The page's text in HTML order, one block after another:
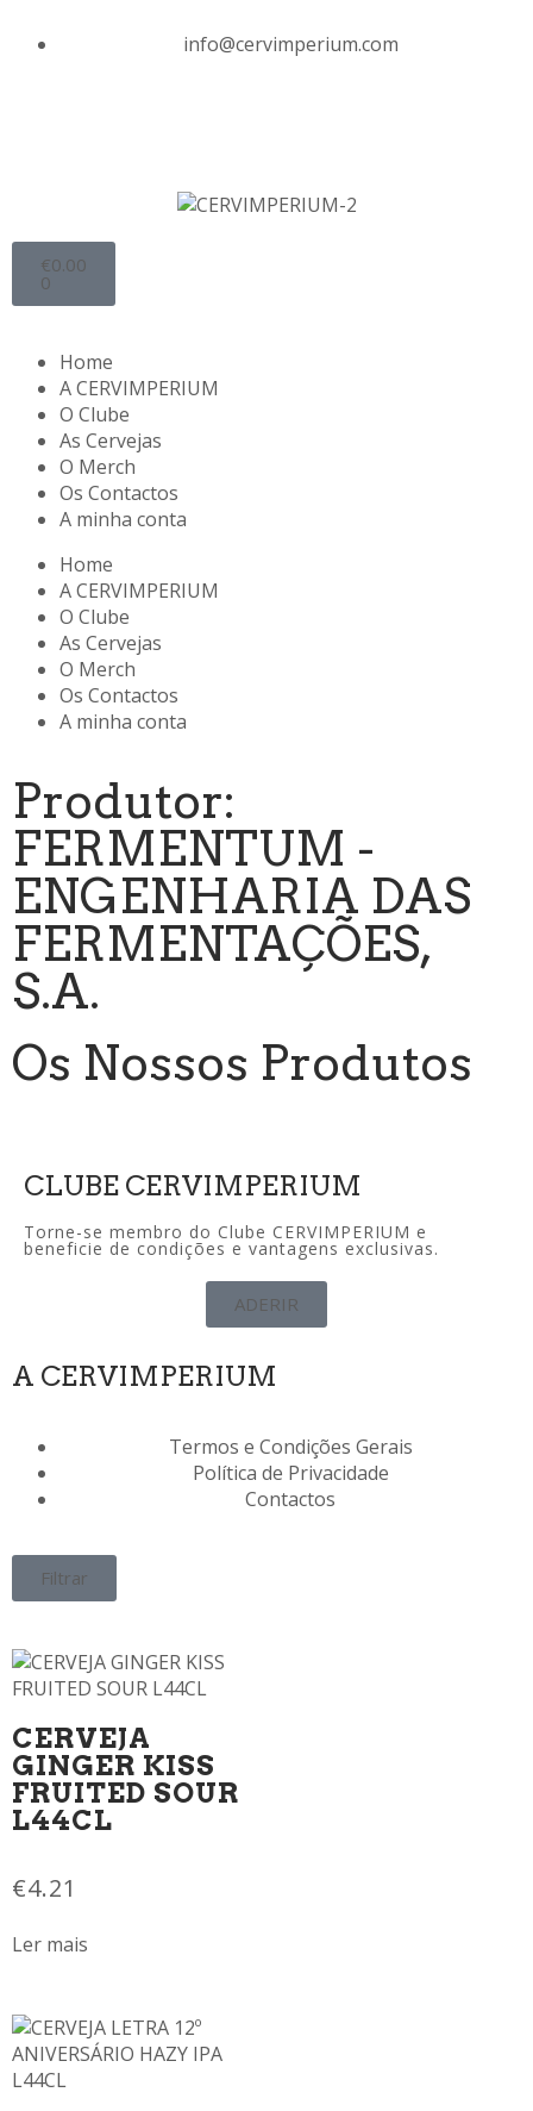
info@cervimperium.com
€0.00
0
Home
A CERVIMPERIUM
O Clube
As Cervejas
O Merch
Os Contactos
A minha conta
Home
A CERVIMPERIUM
O Clube
As Cervejas
O Merch
Os Contactos
A minha conta
Produtor:
FERMENTUM -
ENGENHARIA DAS
FERMENTAÇÕES,
S.A.
Os Nossos Produtos
CLUBE CERVIMPERIUM
Torne-se membro do Clube CERVIMPERIUM e
beneficie de condições e vantagens exclusivas.
ADERIR
A CERVIMPERIUM
Termos e Condições Gerais
Política de Privacidade
Contactos
Filtrar
CERVEJA
GINGER KISS
FRUITED SOUR
L44CL
€4.21
Ler mais